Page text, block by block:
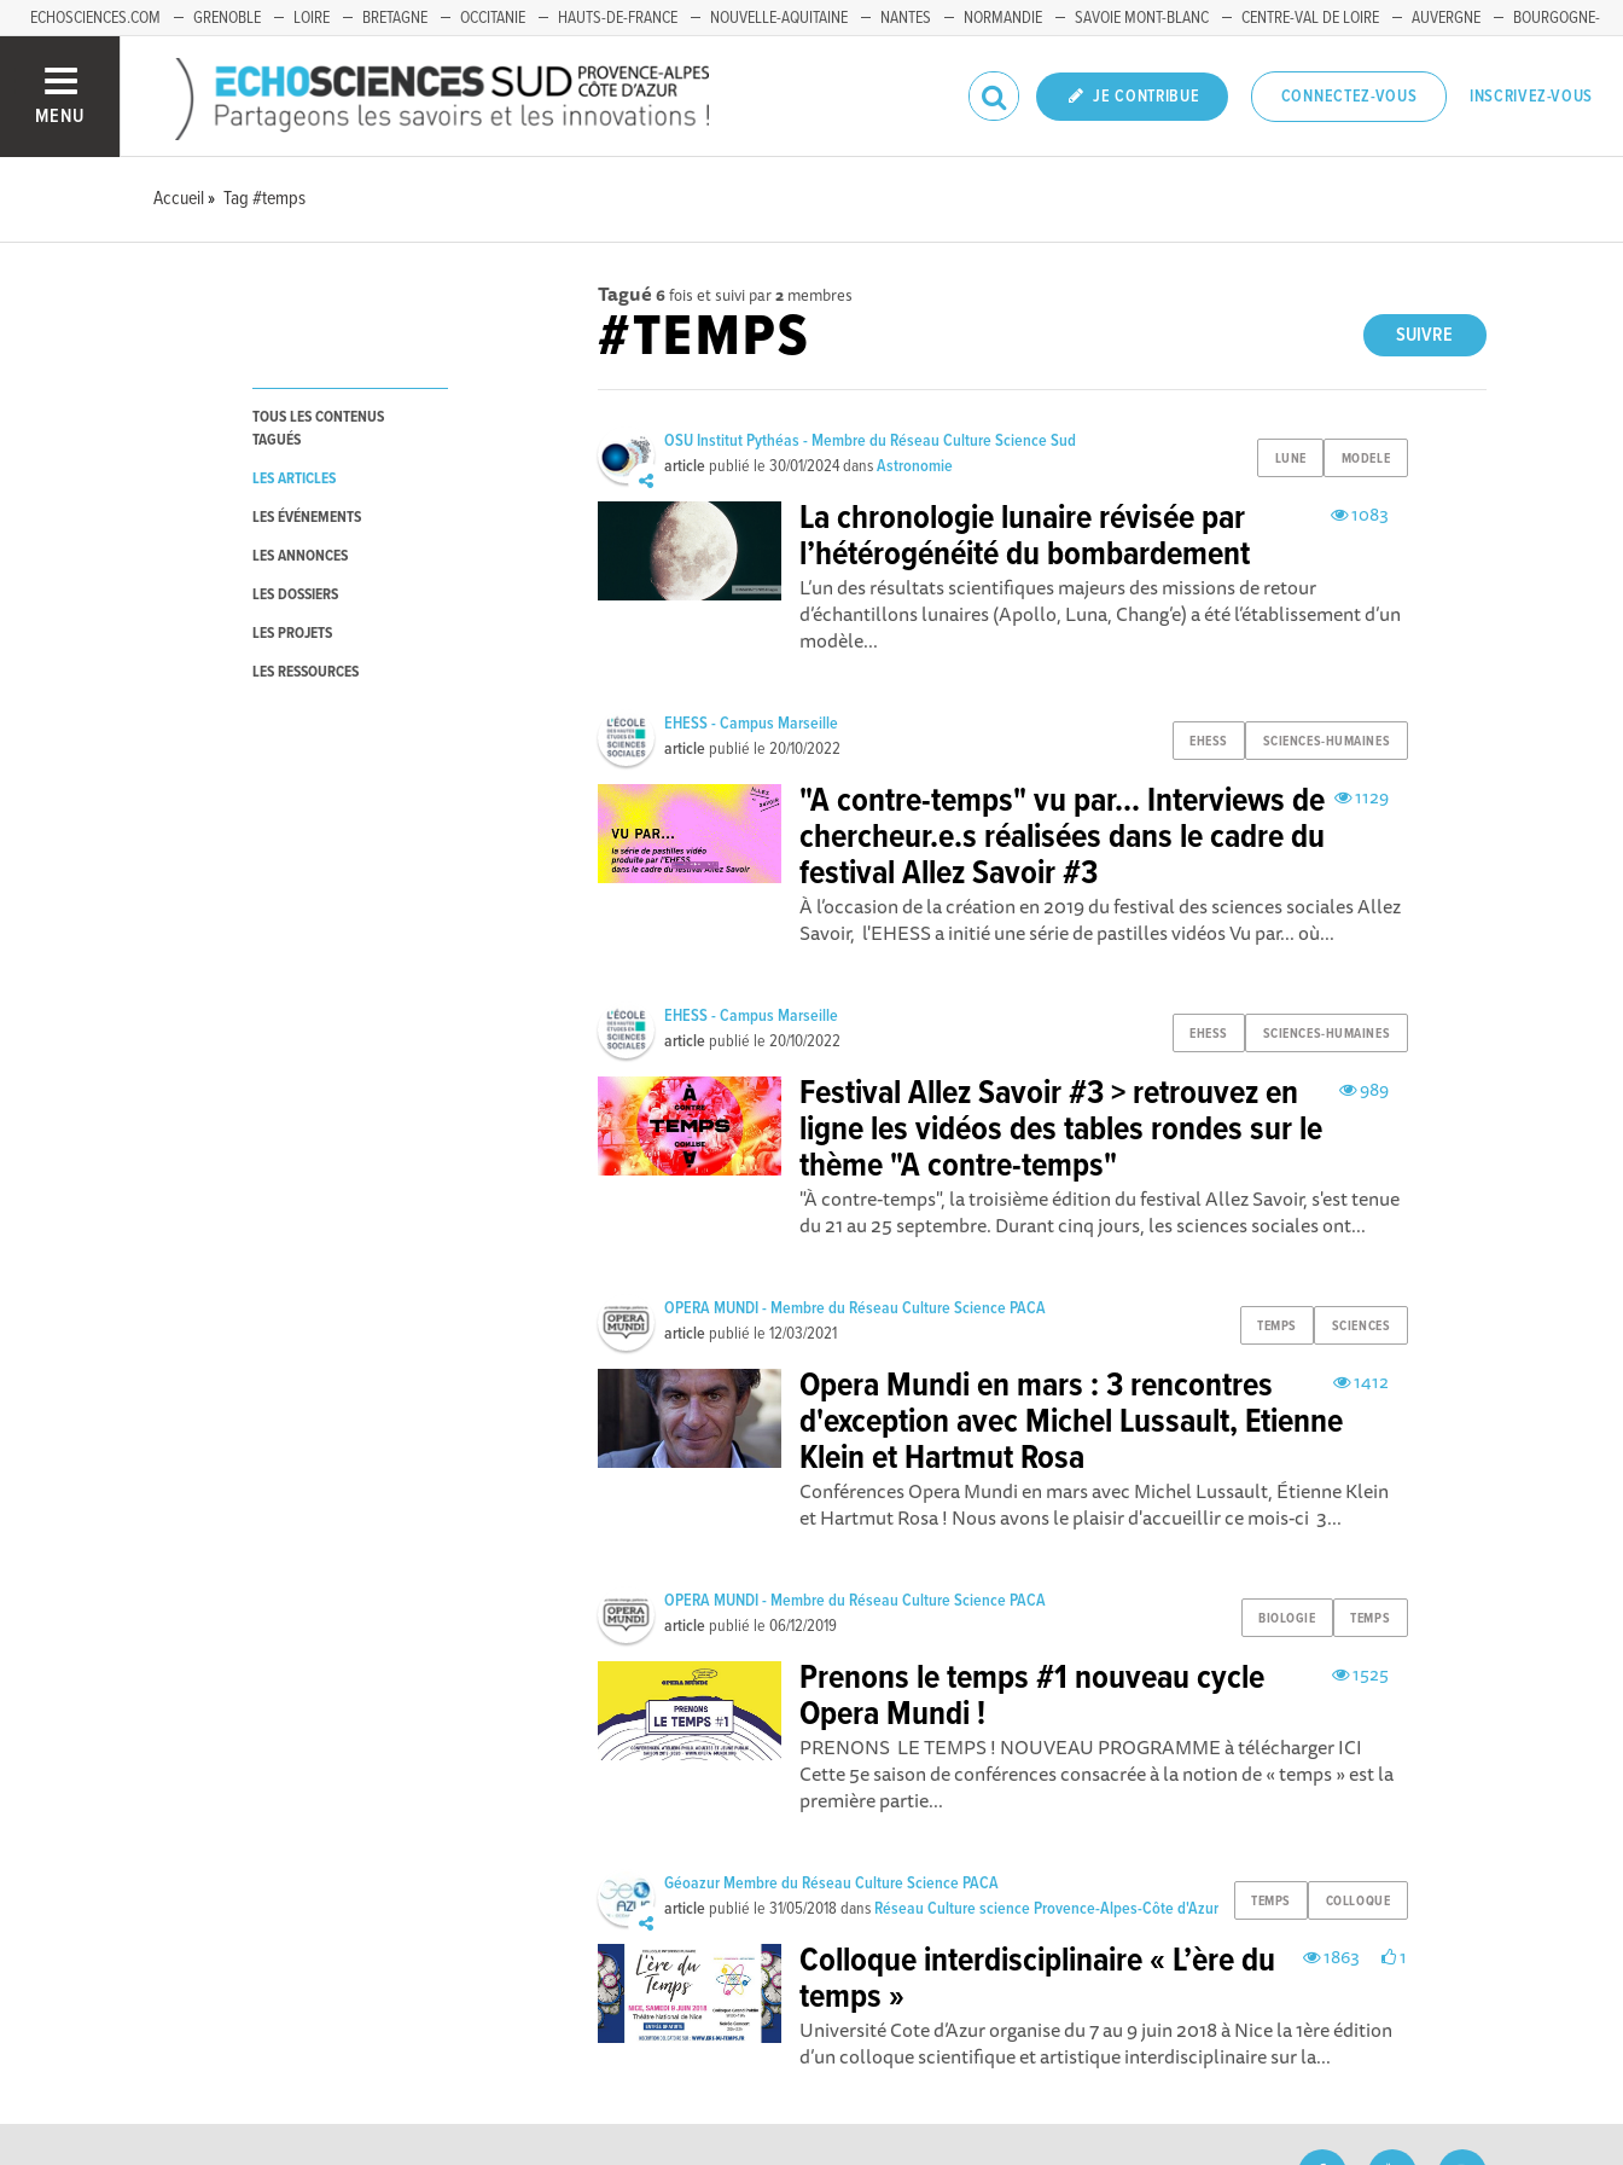
ECHOSCIENCES.COM GRENOBLE LOIRE BRETAGNE OCCITANIE HAUTS-DE-FRANCE NOUVELLE-AQUITAINE NANTES NORMANDIE SAVOIE MONT-BLANC CENTRE-VAL DE LOIRE AUVERGNE
BOURGOGNE-
MENU
JE CONTRIBUE CONNECTEZ-VOUS INSCRIVEZ-VOUS
Accueil Tag #temps
TOUS LES CONTENUS
TAGUÉS
LES ARTICLES
LES ÉVÉNEMENTS
LES ANNONCES
LES DOSSIERS
LES PROJETS
LES RESSOURCES
Tagué 6fois et suivi par2 membres
SUIVRE
#TEMPS
LUNE MODELE
OSU Institut Pythéas - Membre du Réseau Culture Science Sud
article publié le30/01/2024dansAstronomie
1083
La chronologie lunaire révisée par
l’hétérogénéité du bombardement
L’un des résultats scientifiques majeurs des missions de retour
d’échantillons lunaires (Apollo, Luna, Chang’e) a été l’établissement d’un
modèle...
EHESS SCIENCES-HUMAINES
EHESS - Campus Marseille
article publié le20/10/2022
1129
"A contre-temps" vu par... Interviews de
chercheur.e.s réalisées dans le cadre du
festival Allez Savoir #3
À l’occasion de la création en 2019 du festival des sciences sociales Allez
Savoir , l'EHESS a initié une série de pastilles vidéos Vu par... où...
EHESS SCIENCES-HUMAINES
EHESS - Campus Marseille
article publié le20/10/2022
989
Festival Allez Savoir #3 > retrouvez en
ligne les vidéos des tables rondes sur le
thème "A contre-temps"
"À contre-temps", la troisième édition du festival Allez Savoir, s'est tenue
du 21 au 25 septembre. Durant cinq jours, les sciences sociales ont...
TEMPS SCIENCES
OPERA MUNDI - Membre du Réseau Culture Science PACA
article publié le12/03/2021
1412
Opera Mundi en mars : 3 rencontres
d'exception avec Michel Lussault, Etienne
Klein et Hartmut Rosa
Conférences Opera Mundi en mars avec Michel Lussault, Étienne Klein
et Hartmut Rosa ! Nous avons le plaisir d'accueillir ce mois-ci 3...
BIOLOGIE TEMPS
OPERA MUNDI - Membre du Réseau Culture Science PACA
article publié le06/12/2019
1525
Prenons le temps #1 nouveau cycle
Opera Mundi !
PRENONS LE TEMPS ! NOUVEAU PROGRAMME à télécharger ICI
Cette 5e saison de conférences consacrée à la notion de « temps » est la
première partie...
TEMPS COLLOQUE
Géoazur Membre du Réseau Culture Science PACA
article publié le31/05/2018 dans Réseau Culture science Provence-Alpes-Côte d'Azur
1863 1
Colloque interdisciplinaire « L’ère du
temps »
Université Cote d’Azur organise du 7 au 9 juin 2018 à Nice la 1ère édition
d’un colloque scientifique et artistique interdisciplinaire sur la...